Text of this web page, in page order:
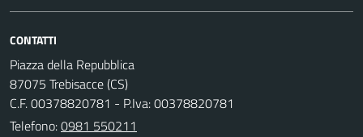
CONTATTI
Piazza della Repubblica
87075 Trebisacce (CS)
C.F. 00378820781 - P.Iva: 00378820781
Telefono:0981 550211